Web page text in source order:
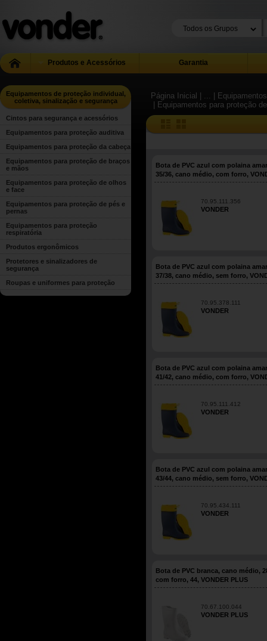
Produtos e Acessórios Garantia
Equipamentos de proteção individual,
coletiva, sinalização e segurança
Cintos para segurança e acessórios
Equipamentos para proteção auditiva
Equipamentos para proteção da cabeça
Equipamentos para proteção de braços
e mãos
Equipamentos para proteção de olhos
e face
Equipamentos para proteção de pés e
pernas
Equipamentos para proteção
respiratória
Produtos ergonômicos
Protetores e sinalizadores de
segurança
Roupas e uniformes para proteção
Página Inicial | ...
|
| Equipamentos para proteção
Bota de PVC azul com polaina
35/36, cano médio, com forro,
70.95.111.356
VONDER
Bota de PVC azul com polaina
37/38, cano médio, sem forro,
70.95.378.111
VONDER
Bota de PVC azul com polaina
41/42, cano médio, com forro,
70.95.111.412
VONDER
Bota de PVC azul com polaina
43/44, cano médio, sem forro,
70.95.434.111
VONDER
Bota de PVC branca, cano médio,
com forro, 44, VONDER PLUS
70.67.100.044
VONDER PLUS